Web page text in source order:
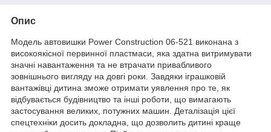
Опис
Модель автовишки Power Construction 06-521 виконана з
високоякісної первинної пластмаси, яка здатна витримувати
значні навантаження та не втрачати привабливого
зовнішнього вигляду на довгі роки. Завдяки іграшковій
вантажівці дитина зможе отримати уявлення про те, як
відбувається будівництво та інші роботи, що вимагають
застосування великих, потужних машин. Деталізація цієї
спецтехніки досить докладна, що дозволить дитині краще